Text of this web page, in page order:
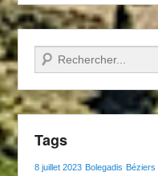
Recherche
Tags
8 juillet 2023 Bolegadis Béziers